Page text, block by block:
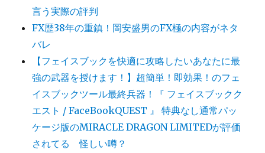
言う実際の評判
FX歴38年の重鎮！岡安盛男のFX極の内容がネタ
バレ
【フェイスブックを快適に攻略したいあなたに最
強の武器を授けます！】超簡単！即効果！のフェ
イスブックツール最終兵器！『 フェイスブックク
エスト / FaceBookQUEST 』 特典なし通常パッ
ケージ版のMIRACLE DRAGON LIMITEDが評価
されてる 怪しい噂？